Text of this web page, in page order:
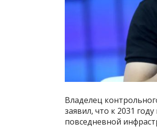
Владелец
заявил, что к 2031
повседневной